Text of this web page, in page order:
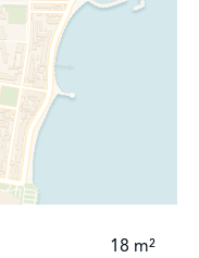
18 m²